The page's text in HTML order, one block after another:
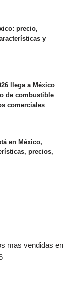
precio,
y
llega a México
de combustible
comerciales
en México,
precios,
mas vendidas en